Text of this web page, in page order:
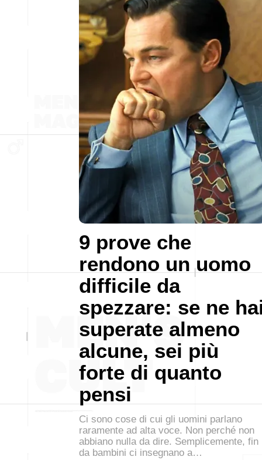
9 prove che
rendono un uomo
difficile da
spezzare: se ne
superate almeno
alcune, sei più
forte di quanto
pensi
Ci sono cose di cui gli uomini parlano
raramente ad alta voce. Non perché non
abbiano nulla da dire. Semplicemente, fin
da bambini ci insegnano a…